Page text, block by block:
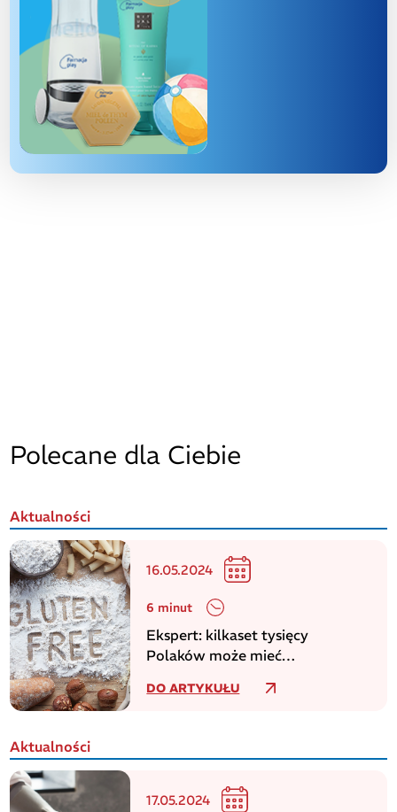
Polecane dla Ciebie
Aktualności
16.05.2024
6 minut
Ekspert: kilkaset tysięcy
Polaków może mieć
DO ARTYKUŁU
Aktualności
17.05.2024